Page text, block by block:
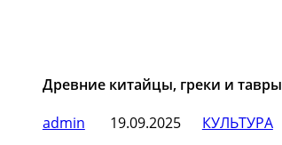
Древние китайцы, греки и тавры
admin
19.09.2025 КУЛЬТУРА